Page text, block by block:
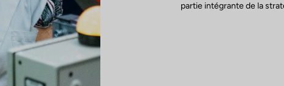
partie intégrante de la